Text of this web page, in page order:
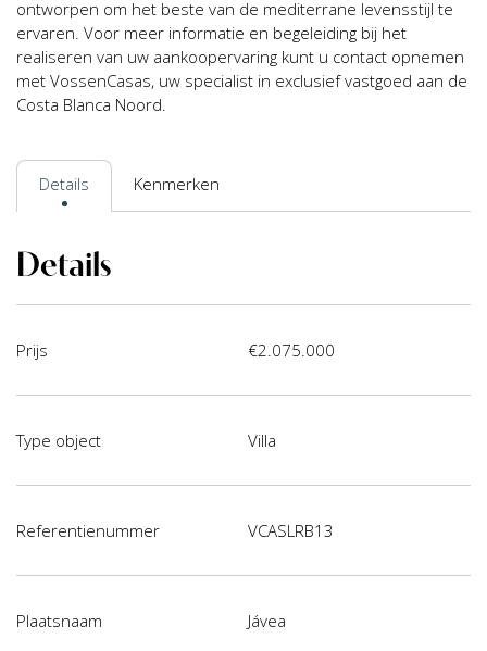
ontworpen om het beste van de mediterrane levensstijl te
ervaren. Voor meer informatie en begeleiding bij het
realiseren van uw aankoopervaring kunt u contact opnemen
met VossenCasas, uw specialist in exclusief vastgoed aan de
Costa Blanca Noord.
Details Kenmerken
Details
Prijs €2.075.000
Type object Villa
Referentienummer VCASLRB13
Plaatsnaam Jávea